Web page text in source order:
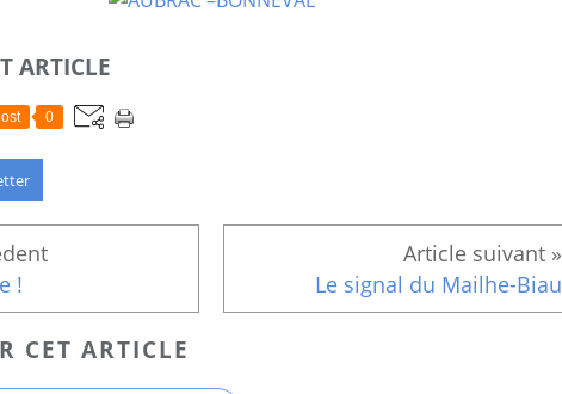
ARTICLE
0
! Le signal du Mailhe-Biau
CET ARTICLE